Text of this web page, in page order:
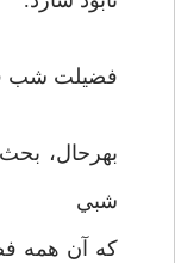
فضيلت شب
بهرحال،
شبي
که آن همه